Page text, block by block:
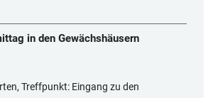
in den Gewächshäusern
Treffpunkt: Eingang zu den